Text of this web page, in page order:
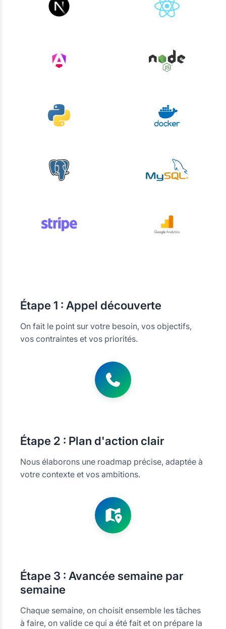
Étape 1 : Appel découverte
On fait le point sur votre besoin, vos objectifs,
vos contraintes et vos priorités.
Étape 2 : Plan d'action clair
Nous élaborons une roadmap précise, adaptée à
votre contexte et vos ambitions.
Étape 3 : Avancée semaine par
semaine
Chaque semaine, on choisit ensemble les tâches
à faire, on valide ce qui a été fait et on prépare la